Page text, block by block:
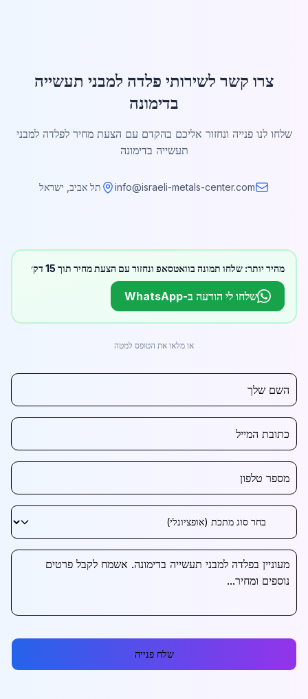
צרו קשר לשירותי פלדה למבני תעשייה
בדימונה
שלחו לנו פנייה ונחזור אליכם בהקדם עם הצעת מחיר לפלדה למבני
תעשייה בדימונה
info@israeli-metals-center.com תל אביב, ישראל
מהיר יותר: שלחו תמונה בוואטסאפ ונחזור עם הצעת מחיר תוך 15 דק׳
שלחו לי הודעה ב-WhatsApp
או מלאו את הטופס למטה
שלח פנייה